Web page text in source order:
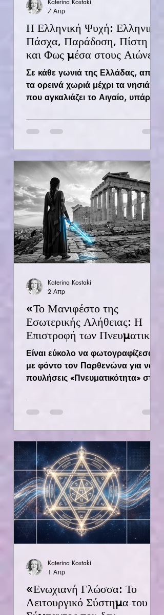
Η Ελληνική Ψυχή: Ελληνικό
Πάσχα, Παράδοση, Πίστη
και Φως μέσα στους Αιώνες
Σε κάθε γωνιά της Ελλάδας, από
τα ορεινά χωριά μέχρι τα νησιά
που αγκαλιάζει το Αιγαίο, υπάρχει
χρόνο. Κάτι που δεν σβήνει, όσο
κι αν οι εποχές μεταμορφώνονται.
που κουβαλά μνήμες, πίστη,
αγώνες και φως. Και η δική μου
ψυχή κουβαλάει πολλές μνήμες
απο ταξίδια, συναντήσεις με
αγαπημένους φίλους σε χωριά της
Ελλάδας, όπου η παράδοση είναι
τόσο δυνατή, όσο και οι
συναθροίσεις, και τα γλέντια σε
πανηγύρια.
7 Απρ
«Το Μανιφέστο της
Εσωτερικής Αλήθειας: Η
Επιστροφή των Πνευματικών
Εργατών»
Είναι εύκολο να φωτογραφίζεσαι
με φόντο τον Παρθενώνα για να
πουλήσεις «Πνευματικότητα» στο
όμως τόσο δύσκολο να
συναντήσεις τους Πνευματικούς
Katerina Kostaki
2 Απρ
«Ενωχιανή Γλώσσα: Το
Λειτουργικό Σύστημα του
Katerina Kostaki
1 Απρ